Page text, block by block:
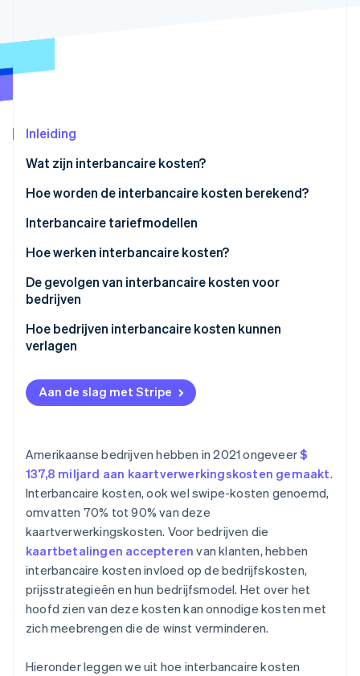
Climate
Stripe Sessions 2026
Ontdek hoe Stripe de economische
Nu bekijken
Inleiding
Wat zijn interbancaire kosten?
Hoe worden de interbancaire kosten berekend?
Visum
Mastercard
Ontdekken
American Express
Interbancaire tariefmodellen
Hoe werken interbancaire kosten?
De gevolgen van interbancaire kosten voor
bedrijven
Hoe bedrijven interbancaire kosten kunnen
verlagen
Aan de slag met Stripe
Amerikaanse bedrijven hebben in 2021 ongeveer$
137,8 miljard aan kaartverwerkingskosten gemaakt.
Interbancaire kosten, ook wel swipe-kosten genoemd,
omvatten 70% tot 90% van deze
kaartverwerkingskosten. Voor bedrijven die
kaartbetalingen accepteren van klanten, hebben
interbancaire kosten invloed op de bedrijfskosten,
prijsstrategieën en hun bedrijfsmodel. Het over het
hoofd zien van deze kosten kan onnodige kosten met
zich meebrengen die de winst verminderen.
Hieronder leggen we uit hoe interbancaire kosten